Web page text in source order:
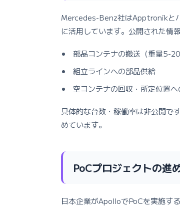
Mercedes-Benz社はApptronikと
に活用しています。公開された情
部品コンテナの搬送（重量5-
組立ラインへの部品供給
空コンテナの回収・所定位置
具体的な台数・稼働率は非公開で
めています。
PoCプロジェクトの進
日本企業がApolloでPoCを実施す